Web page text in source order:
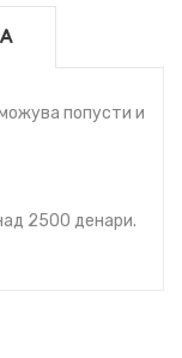
попусти и
2500 денари.